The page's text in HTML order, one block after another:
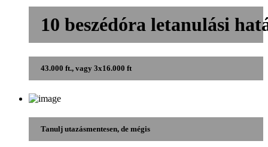
10 beszédóra letanulási
43.000 ft., vagy 3x16.000 ft
Tanulj utazásmentesen, de mégis